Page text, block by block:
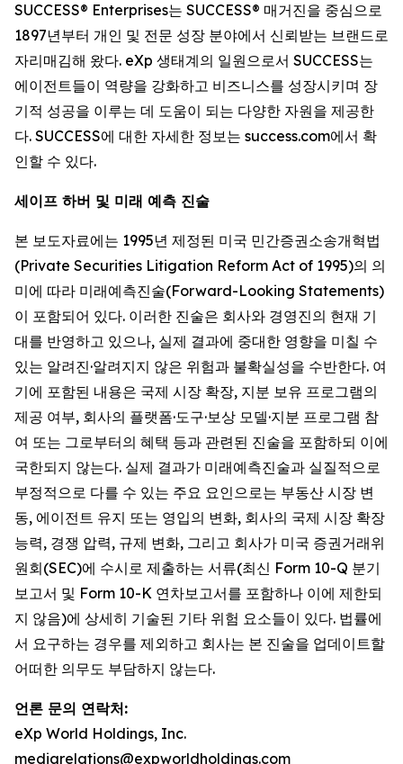
SUCCESS® Enterprises는 SUCCESS® 매거진을 중심으로
1897년부터 개인 및 전문 성장 분야에서 신뢰받는 브랜드로
자리매김해 왔다. eXp 생태계의 일원으로서 SUCCESS는
에이전트들이 역량을 강화하고 비즈니스를 성장시키며 장
기적 성공을 이루는 데 도움이 되는 다양한 자원을 제공한
다. SUCCESS에 대한 자세한 정보는 success.com에서 확
인할 수 있다.
세이프 하버 및 미래 예측 진술
본 보도자료에는 1995년 제정된 미국 민간증권소송개혁법
(Private Securities Litigation Reform Act of 1995)의 의
미에 따라 미래예측진술(Forward-Looking Statements)
이 포함되어 있다. 이러한 진술은 회사와 경영진의 현재 기
대를 반영하고 있으나, 실제 결과에 중대한 영향을 미칠 수
있는 알려진·알려지지 않은 위험과 불확실성을 수반한다. 여
기에 포함된 내용은 국제 시장 확장, 지분 보유 프로그램의
제공 여부, 회사의 플랫폼·도구·보상 모델·지분 프로그램 참
여 또는 그로부터의 혜택 등과 관련된 진술을 포함하되 이에
국한되지 않는다. 실제 결과가 미래예측진술과 실질적으로
부정적으로 다를 수 있는 주요 요인으로는 부동산 시장 변
동, 에이전트 유지 또는 영입의 변화, 회사의 국제 시장 확장
능력, 경쟁 압력, 규제 변화, 그리고 회사가 미국 증권거래위
원회(SEC)에 수시로 제출하는 서류(최신 Form 10-Q 분기
보고서 및 Form 10-K 연차보고서를 포함하나 이에 제한되
지 않음)에 상세히 기술된 기타 위험 요소들이 있다. 법률에
서 요구하는 경우를 제외하고 회사는 본 진술을 업데이트할
어떠한 의무도 부담하지 않는다.
언론 문의 연락처:
eXp World Holdings, Inc.
mediarelations@expworldholdings.com